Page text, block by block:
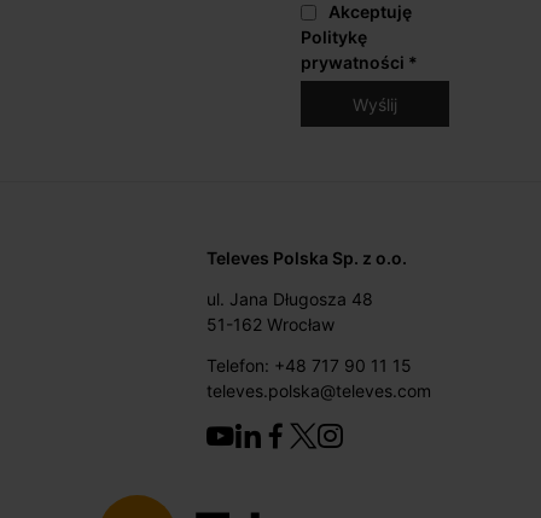
Akceptuję
Politykę
prywatności *
Televes Polska Sp. z o.o.
ul. Jana Długosza 48
51-162 Wrocław
Telefon: +48 717 90 11 15
televes.polska@televes.com